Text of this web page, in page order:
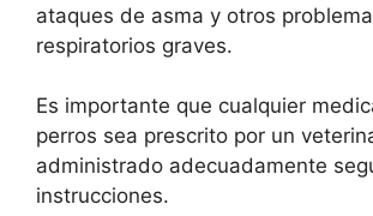
ataques de asma y otros
respiratorios graves.
Es importante que cualquier
perros sea prescrito por un
administrado adecuadamente
instrucciones.